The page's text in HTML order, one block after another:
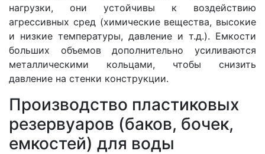
нагрузки, они устойчивы к воздействию
агрессивных сред (химические вещества, высокие
и низкие температуры, давление и т.д.). Емкости
больших объемов дополнительно усиливаются
металлическими кольцами, чтобы снизить
давление на стенки конструкции.
Производство пластиковых
резервуаров (баков, бочек,
емкостей) для воды